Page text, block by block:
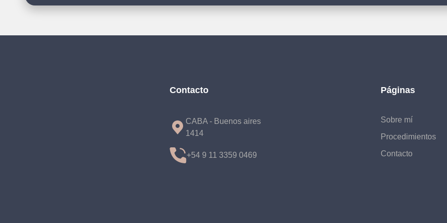
Contacto
CABA - Buenos aires
1414
+54 9 11 3359 0469
Páginas
Sobre mí
Procedimientos
Contacto